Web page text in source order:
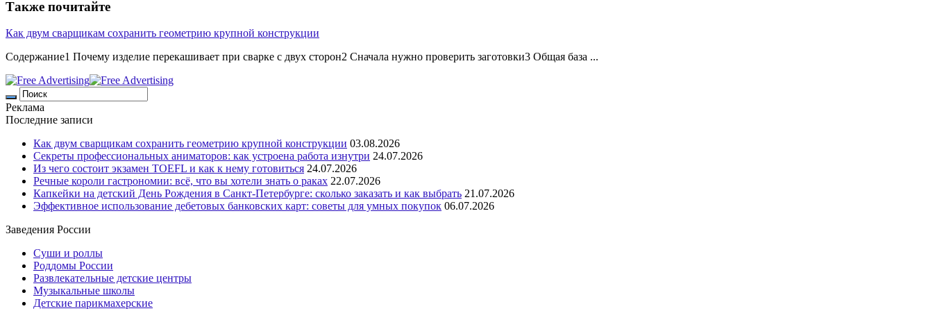
Также почитайте
Как двум сварщикам сохранить геометрию крупной конструкции
Содержание1 Почему изделие перекашивает при сварке с двух сторон2 Сначала нужно проверить заготовки3 Общая база ...
Реклама
Последние записи
Как двум сварщикам сохранить геометрию крупной конструкции 03.08.2026
Секреты профессиональных аниматоров: как устроена работа изнутри 24.07.2026
Из чего состоит экзамен TOEFL и как к нему готовиться 24.07.2026
Речные короли гастрономии: всё, что вы хотели знать о раках 22.07.2026
Капкейки на детский День Рождения в Санкт-Петербурге: сколько заказать и как выбрать 21.07.2026
Эффективное использование дебетовых банковских карт: советы для умных покупок 06.07.2026
Заведения России
Суши и роллы
Роддомы России
Развлекательные детские центры
Музыкальные школы
Детские парикмахерские